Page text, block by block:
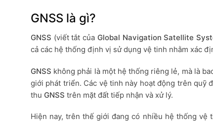
GNSS là gì?
GNSS (viết tắt của Global Navigation Satellite
cả các hệ thống định vị sử dụng vệ tinh nhằm xác
GNSS không phải là một hệ thống riêng lẻ, mà là
giới phát triển. Các vệ tinh này hoạt động trên quỹ
thu GNSS trên mặt đất tiếp nhận và xử lý.
Hiện nay, trên thế giới đang có nhiều hệ thống vệ